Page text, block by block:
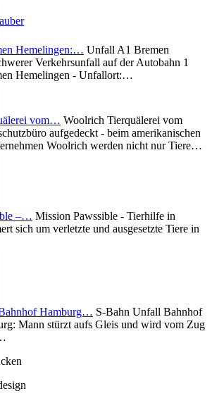
Hemelingen:… Unfall A1 Bremen
Verkehrsunfall auf der Autobahn 1
Hemelingen - Unfallort:…
vom… Woolrich Tierquälerei vom
aufgedeckt - beim amerikanischen
Woolrich werden nicht nur Tiere…
–… Mission Pawssible - Tierhilfe in
sich um verletzte und ausgesetzte Tiere in
Hamburg… S-Bahn Unfall Bahnhof
Mann stürzt aufs Gleis und wird vom Zug